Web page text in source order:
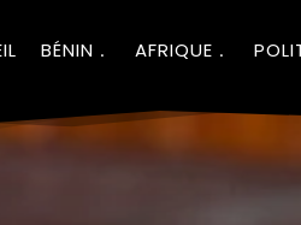
BÉNIN AFRIQUE